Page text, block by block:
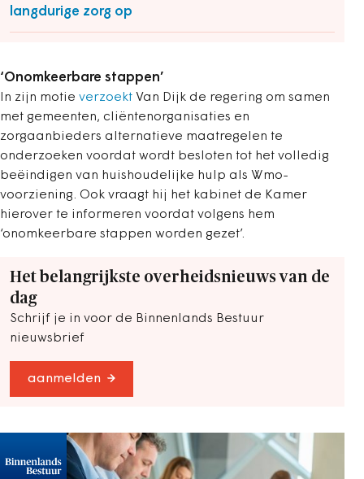
langdurige zorg op
‘Onomkeerbare stappen’
In zijn motie verzoekt Van Dijk de regering om samen
met gemeenten, cliëntenorganisaties en
zorgaanbieders alternatieve maatregelen te
onderzoeken voordat wordt besloten tot het volledig
beëindigen van huishoudelijke hulp als Wmo-
voorziening. Ook vraagt hij het kabinet de Kamer
hierover te informeren voordat volgens hem
‘onomkeerbare stappen worden gezet’.
Het belangrijkste overheidsnieuws van de
dag
Schrijf je in voor de Binnenlands Bestuur
nieuwsbrief
aanmelden